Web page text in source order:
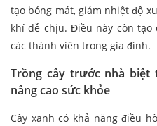
tạo bóng mát, giảm nhiệt độ
khí dễ chịu. Điều này còn tạo
các thành viên trong gia đình.
Trồng cây trước nhà biệt
nâng cao sức khỏe
Cây xanh có khả năng điều